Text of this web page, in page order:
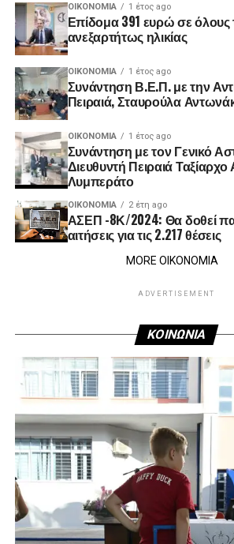
ΟΙΚΟΝΟΜΊΑ 1 έτος ago
Επίδομα 391 ευρώ σε
ανεξαρτήτως ηλικίας
ΟΙΚΟΝΟΜΊΑ 1 έτος ago
Συνάντηση Β.Ε.Π. με την
Πειραιά, Σταυρούλα
ΟΙΚΟΝΟΜΊΑ 1 έτος ago
Συνάντηση με τον Γενικό
Διευθυντή Πειραιά Ταξίαρχο
Λυμπεράτο
ΟΙΚΟΝΟΜΊΑ 2 έτη ago
ΑΣΕΠ -8Κ/2024: Θα δοθεί
αιτήσεις για τις 2.217 θέσεις
MORE ΟΙΚΟΝΟΜΙΑ
ADVERTISEMENT
ΚΟΙΝΩΝΙΑ